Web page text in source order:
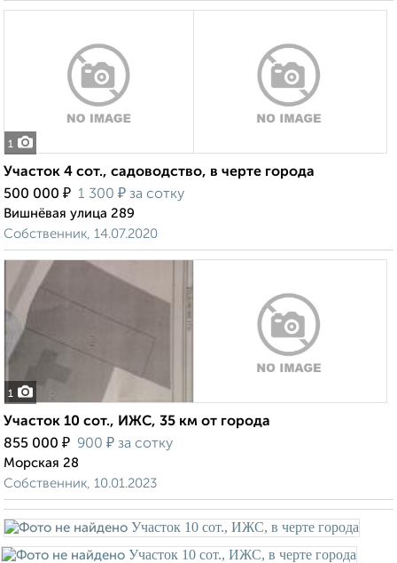
1
Участок 4 сот., садоводство, в черте города
500 000 ₽ 1 300 ₽ за сотку
Вишнёвая улица 289
Собственник, 14.07.2020
1
Участок 10 сот., ИЖС, 35 км от города
855 000 ₽ 900 ₽ за сотку
Морская 28
Собственник, 10.01.2023